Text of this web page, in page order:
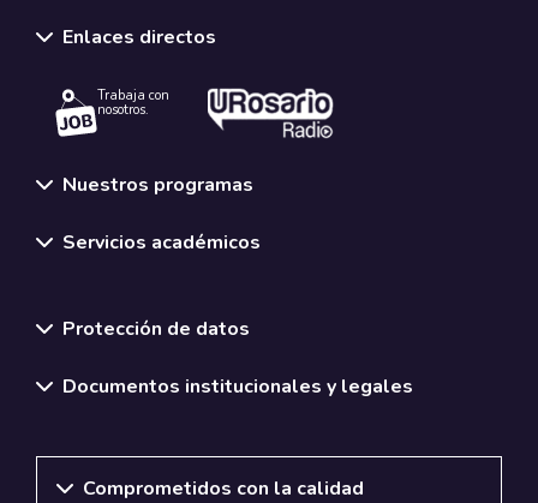
Enlaces directos
Trabaja con
nosotros.
Nuestros programas
Servicios académicos
Protección de datos
Documentos institucionales y legales
Comprometidos con la calidad